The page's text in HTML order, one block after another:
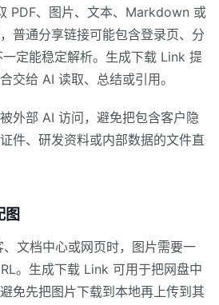
PDF、图片、文本、Markdown 或
普通分享链接可能包含登录页、分
定能稳定解析。生成下载 Link 提
交给 AI 读取、总结或引用。
外部 AI 访问，避免把包含客户隐
件、研发资料或内部数据的文件直
图
文档中心或网页时，图片需要一
。生成下载 Link 可用于把网盘中
免先把图片下载到本地再上传到其